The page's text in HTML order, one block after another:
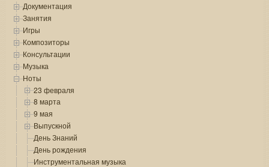
Документация
Занятия
Игры
Композиторы
Консультации
Музыка
Ноты
23 февраля
8 марта
9 мая
Выпускной
День Знаний
День рождения
Инструментальная музыка